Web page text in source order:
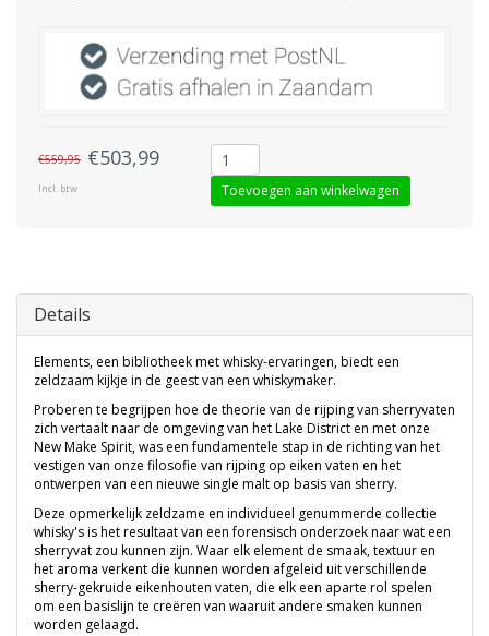
€559,95 €503,99
Incl. btw Toevoegen aan winkelwagen
Details
Elements, een bibliotheek met whisky-ervaringen, biedt een
zeldzaam kijkje in de geest van een whiskymaker.
Proberen te begrijpen hoe de theorie van de rijping van sherryvaten
zich vertaalt naar de omgeving van het Lake District en met onze
New Make Spirit, was een fundamentele stap in de richting van het
vestigen van onze filosofie van rijping op eiken vaten en het
ontwerpen van een nieuwe single malt op basis van sherry.
Deze opmerkelijk zeldzame en individueel genummerde collectie
whisky's is het resultaat van een forensisch onderzoek naar wat een
sherryvat zou kunnen zijn. Waar elk element de smaak, textuur en
het aroma verkent die kunnen worden afgeleid uit verschillende
sherry-gekruide eikenhouten vaten, die elk een aparte rol spelen
om een basislijn te creëren van waaruit andere smaken kunnen
worden gelaagd.